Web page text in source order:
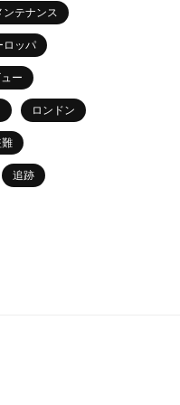
ンテナンス
ロッパ
ー
ロンドン
追跡